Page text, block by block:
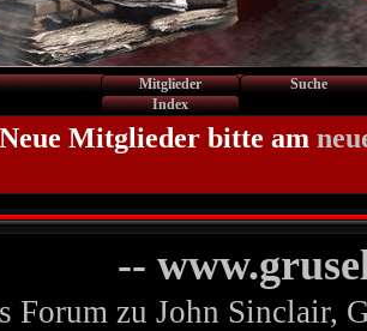
Mitglieder
Suche
Index
Neue Mitglieder bitte am
--
Forum zu John Sinclair,